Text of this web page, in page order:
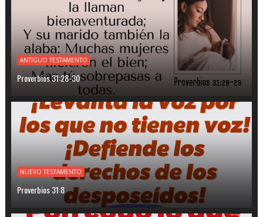
ANTIGUO TESTAMENTO
Proverbios 31:28-30
NUEVO TESTAMENTO
Proverbios 31:8